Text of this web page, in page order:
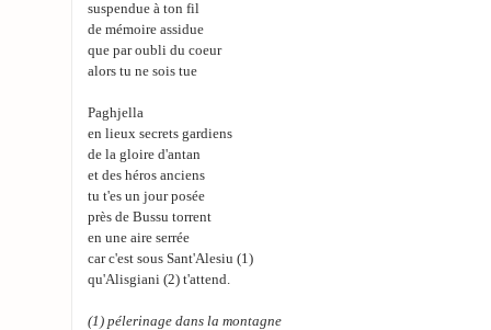
suspendue à ton fil
de mémoire assidue
que par oubli du coeur
alors tu ne sois tue
Paghjella
en lieux secrets gardiens
de la gloire d'antan
et des héros anciens
tu t'es un jour posée
près de Bussu torrent
en une aire serrée
car c'est sous Sant'Alesiu (1)
qu'Alisgiani (2) t'attend.
(1) pélerinage dans la montagne